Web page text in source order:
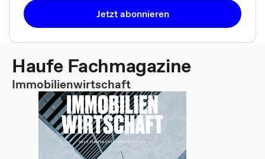
Jetzt abonnieren
Haufe Fachmagazine
Immobilienwirtschaft